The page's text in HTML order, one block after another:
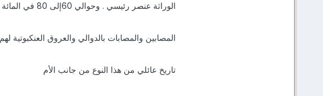
الوراثة عنصر رئيسي . وحوالي 60إلى 80 في المائة من
المصابين والمصابات بالدوالي والعروق العنكبوتية لهم
تاريخ عائلي من هذا النوع من جانب الأم